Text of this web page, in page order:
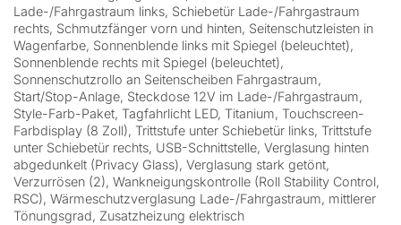
Lade-/Fahrgastraum links, Schiebetür Lade-/Fahrgastraum
rechts, Schmutzfänger vorn und hinten, Seitenschutzleisten in
Wagenfarbe, Sonnenblende links mit Spiegel (beleuchtet),
Sonnenblende rechts mit Spiegel (beleuchtet),
Sonnenschutzrollo an Seitenscheiben Fahrgastraum,
Start/Stop-Anlage, Steckdose 12V im Lade-/Fahrgastraum,
Style-Farb-Paket, Tagfahrlicht LED, Titanium, Touchscreen-
Farbdisplay (8 Zoll), Trittstufe unter Schiebetür links, Trittstufe
unter Schiebetür rechts, USB-Schnittstelle, Verglasung hinten
abgedunkelt (Privacy Glass), Verglasung stark getönt,
Verzurrösen (2), Wankneigungskontrolle (Roll Stability Control,
RSC), Wärmeschutzverglasung Lade-/Fahrgastraum, mittlerer
Tönungsgrad, Zusatzheizung elektrisch